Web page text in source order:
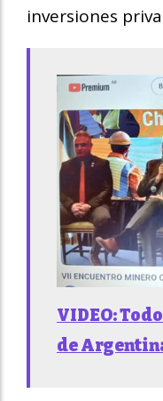
inversiones
VIDEO:
de